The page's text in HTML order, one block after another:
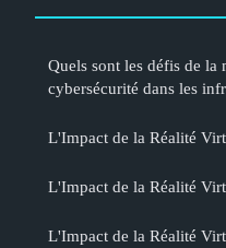
Quels sont les défis de la
cybersécurité dans les
L'Impact de la Réalité
L'Impact de la Réalité
L'Impact de la Réalité